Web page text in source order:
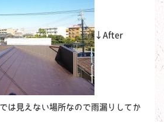
←After
は見えない場所なので雨漏りしてか